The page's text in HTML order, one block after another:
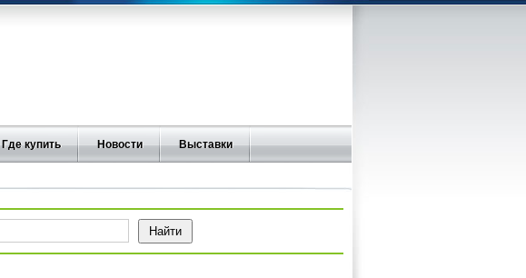
Где купить Новости Выставки